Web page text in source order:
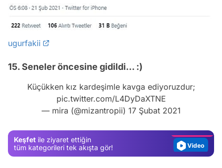
ugurfakii
15. Seneler öncesine gidildi... :)
Küçükken kız kardeşimle kavga ediyoruzdur;
pic.twitter.com/L4DyDaXTNE
— mira (@mizantropii) 17 Şubat 2021
Keşfet ile ziyaret ettiğin
tüm kategorileri tek akışta gör!
Video